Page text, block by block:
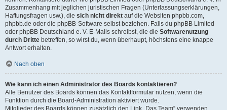
Zusammenhang mit jeglichen juristischen Fragen (Unterlassungserklärungen,
Haftungsfragen usw.), die sich nicht direkt auf die Websiten phpbb.com,
phpbb.de oder die phpBB-Software selbst beziehen. Falls du phpBB Limited
oder phpBB Deutschland e. V. E-Mails schreibst, die die Softwarenutzung
durch Dritte betreffen, so wirst du, wenn überhaupt, höchstens eine knappe
Antwort erhalten.
Nach oben
Wie kann ich einen Administrator des Boards kontaktieren?
Alle Benutzer des Boards können das Kontaktformular nutzen, wenn die
Funktion durch die Board-Administration aktiviert wurde.
Mitglieder des Boards können zusätzlich den Link „Das Team“ verwenden.